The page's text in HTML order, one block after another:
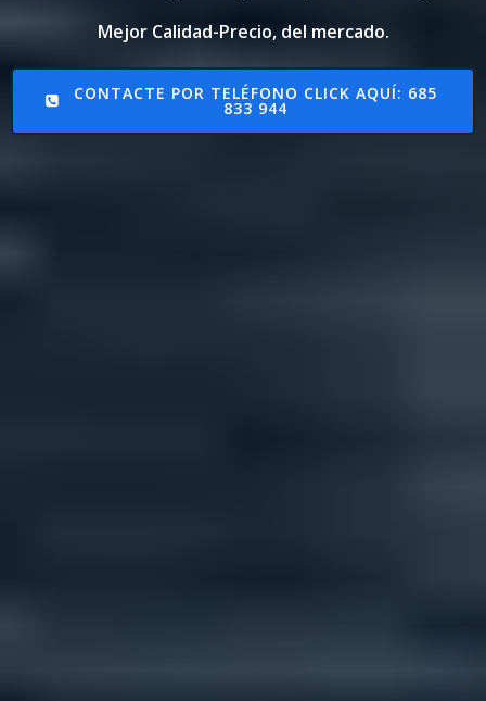
Mejor Calidad-Precio, del mercado.
CONTACTE POR TELÉFONO CLICK AQUÍ: 685
833 944